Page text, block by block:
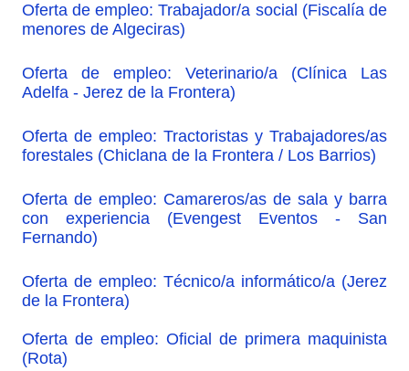
Oferta de empleo: Trabajador/a social (Fiscalía de
menores de Algeciras)
Oferta de empleo: Veterinario/a (Clínica Las
Adelfa - Jerez de la Frontera)
Oferta de empleo: Tractoristas y Trabajadores/as
forestales (Chiclana de la Frontera / Los Barrios)
Oferta de empleo: Camareros/as de sala y barra
con experiencia (Evengest Eventos - San
Fernando)
Oferta de empleo: Técnico/a informático/a (Jerez
de la Frontera)
Oferta de empleo: Oficial de primera maquinista
(Rota)